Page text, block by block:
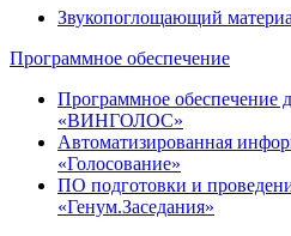
Звукопоглощающий
Программное обеспечение
Программное обеспечение
«ВИНГОЛОС»
Автоматизированная
«Голосование»
ПО подготовки и
«Генум.Заседания»